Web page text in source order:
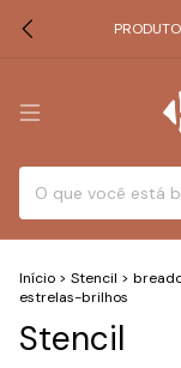
Início > Stencil >
estrelas-brilhos
Stencil